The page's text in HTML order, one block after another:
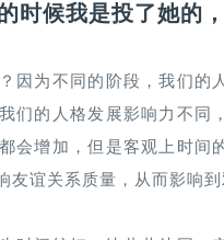
时候我是投了她的
因为不同的阶段，我们
们的人格发展影响力不
会增加，但是客观上时
友谊关系质量，从而影响